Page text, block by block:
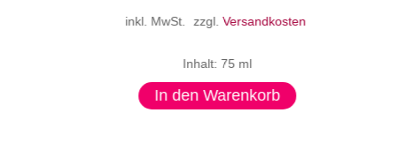
inkl. MwSt. zzgl.Versandkosten
Inhalt: 75 ml
In den Warenkorb